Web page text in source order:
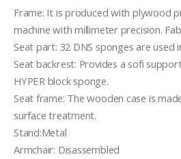
Frame: It is produced with plywood
machine with millimeter precision.
Seat part: 32 DNS sponges are used
Seat backrest: Provides a sofi
HYPER block sponge.
Seat frame: The wooden case is
surface treatment.
Stand:Metal
Armchair: Disassembled